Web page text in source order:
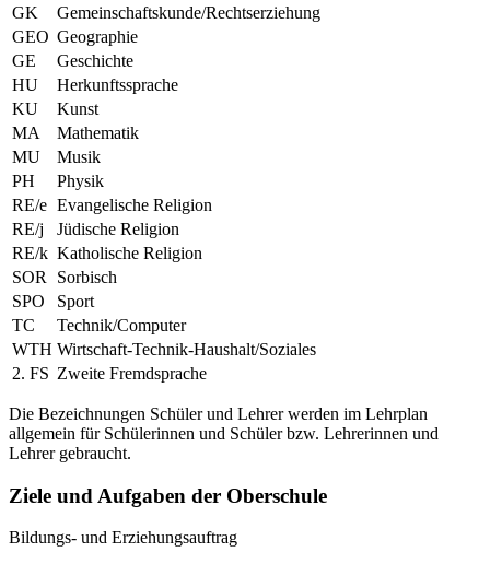
GK
Gemeinschaftskunde/Rechtserziehung
GEO Geographie
GE
Geschichte
HU
Herkunftssprache
KU
Kunst
MA
Mathematik
MU
Musik
PH
Physik
RE/e Evangelische Religion
RE/j
Jüdische Religion
RE/k Katholische Religion
SOR
Sorbisch
SPO
Sport
TC
Technik/Computer
WTH Wirtschaft-Technik-Haushalt/Soziales
2. FS Zweite Fremdsprache
Die Bezeichnungen Schüler und Lehrer werden im Lehrplan
allgemein für Schülerinnen und Schüler bzw. Lehrerinnen und
Lehrer gebraucht.
Ziele und Aufgaben der Oberschule
Bildungs- und Erziehungsauftrag